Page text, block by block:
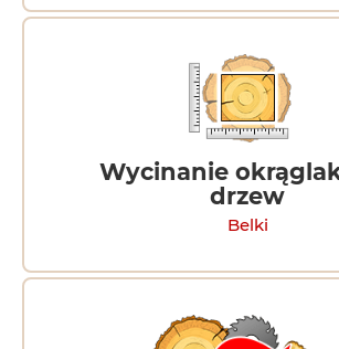
Wycinanie
drzew
Belki